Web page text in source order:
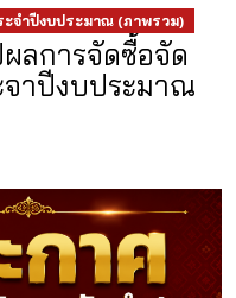
ะจำปีงบประมาณ (ภาพรวม)
ลการจัดซื้อจัด
จาปีงบประมาณ